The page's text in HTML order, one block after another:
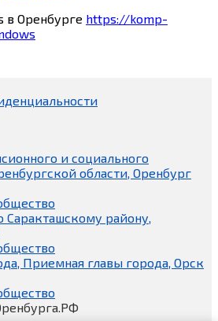
в Оренбурге https://komp-
и социального
области, Оренбург
району,
Приемная главы города, Орск